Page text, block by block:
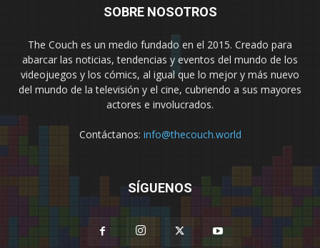
SOBRE NOSOTROS
The Couch es un medio fundado en el 2015. Creado para
abarcar las noticias, tendencias y eventos del mundo de los
videojuegos y los cómics, al igual que lo mejor y más nuevo
del mundo de la televisión y el cine, cubriendo a sus mayores
actores e involucrados.
Contáctanos: info@thecouch.world
SÍGUENOS